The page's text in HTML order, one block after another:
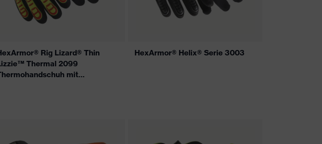
Rig Lizard® Thin
Thermal 2099
mit
HexArmor® Helix® Serie 3003